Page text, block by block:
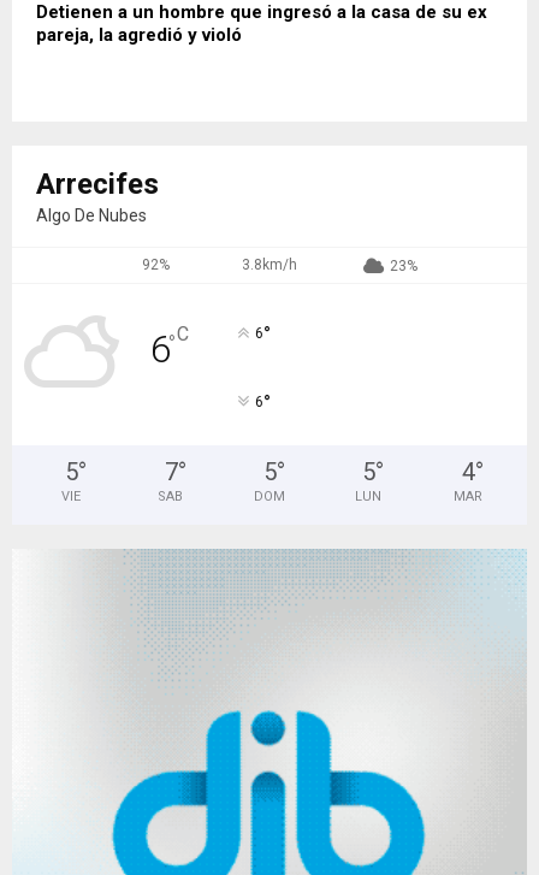
Detienen a un hombre que ingresó a la casa de su ex
pareja, la agredió y violó
Arrecifes
Algo De Nubes
92% 3.8km/h 23%
6°C 6°
6°
5°
VIE
7°
SAB
5°
DOM
5°
LUN
4°
MAR